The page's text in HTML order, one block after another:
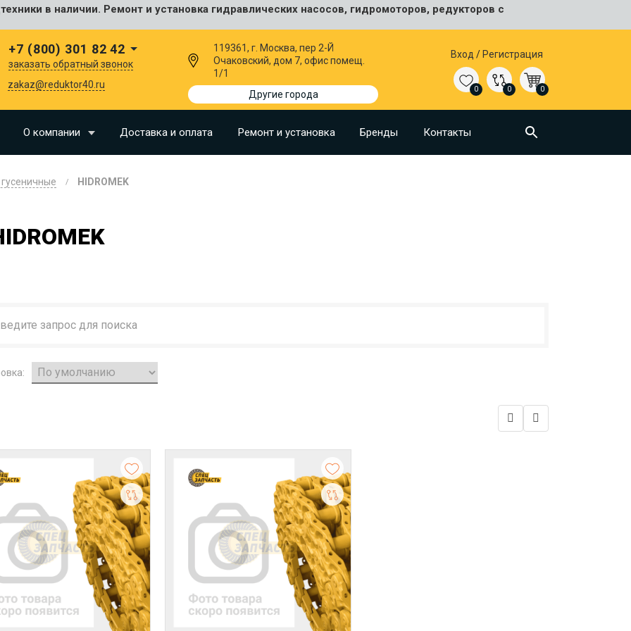
в наличии. Ремонт и установка гидравлических насосов, гидромоторов, редукторов с
+7 (800) 301 82 42
заказать обратный звонок
zakaz@reduktor40.ru
119361, г. Москва, пер 2-Й
Очаковский, дом 7, офис помещ.
1/1
Другие города
Вход / Регистрация
0 0 0
О компании Доставка и оплата Ремонт и установка Бренды Контакты
гусеничные HIDROMEK